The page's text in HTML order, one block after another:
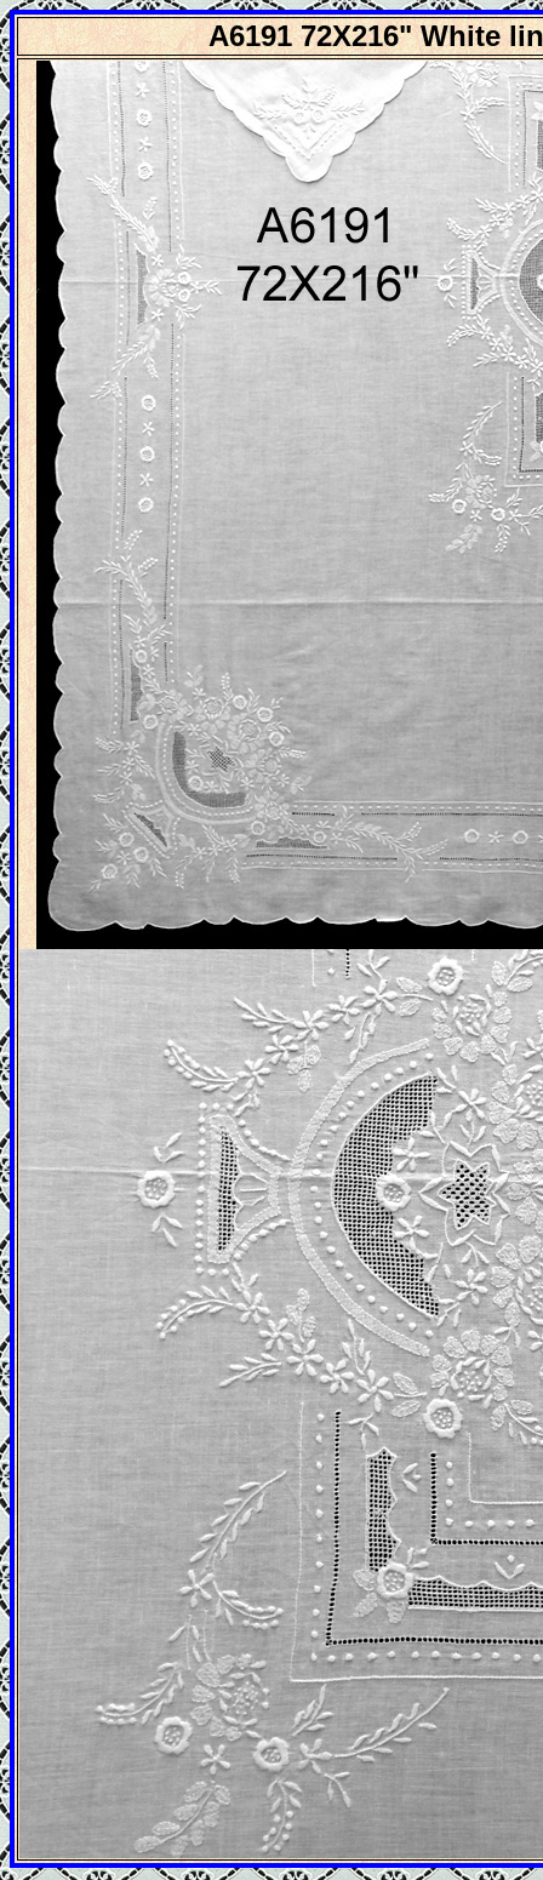
A6191 72X216" White